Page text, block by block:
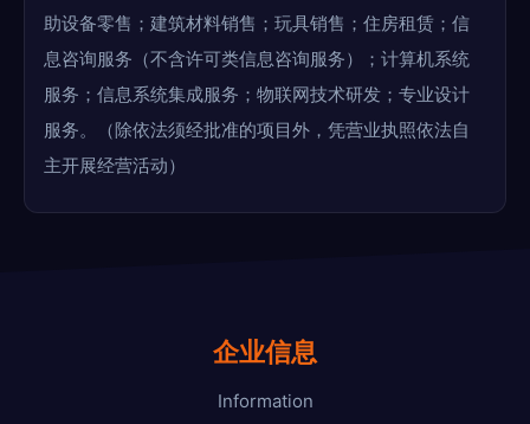
助设备零售；建筑材料销售；玩具销售；住房租赁；信
息咨询服务（不含许可类信息咨询服务）；计算机系统
服务；信息系统集成服务；物联网技术研发；专业设计
服务。（除依法须经批准的项目外，凭营业执照依法自
主开展经营活动）
企业信息
Information